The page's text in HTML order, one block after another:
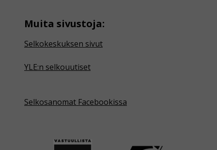
Muita sivustoja:
Selkokeskuksen sivut
YLE:n selkouutiset
Selkosanomat Facebookissa